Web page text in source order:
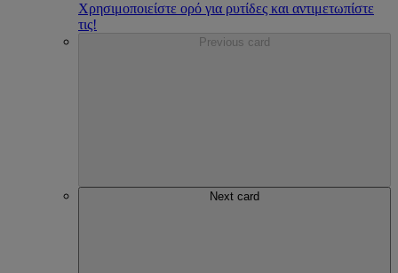
Χρησιμοποιείστε ορό για ρυτίδες και αντιμετωπίστε
τις!
Previous card
Next card